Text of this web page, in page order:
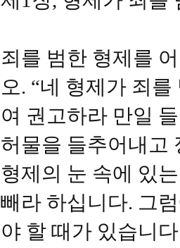
죄를 범한 형제를
오. “네 형제가 죄
여 권고하라 만일
허물을 들추어내고
형제의 눈 속에 있
빼라 하십니다. 그
야 할 때가 있습니